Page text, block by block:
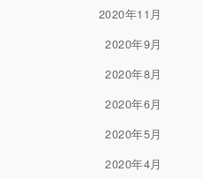
2020年11月
2020年9月
2020年8月
2020年6月
2020年5月
2020年4月